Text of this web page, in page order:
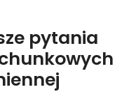
pytania